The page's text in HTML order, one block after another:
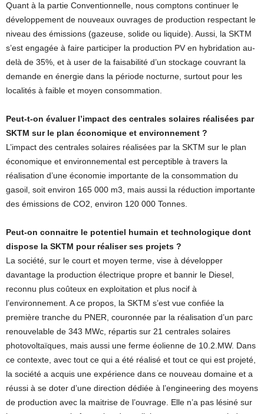
Quant à la partie Conventionnelle, nous comptons continuer le
développement de nouveaux ouvrages de production respectant le
niveau des émissions (gazeuse, solide ou liquide). Aussi, la SKTM
s’est engagée à faire participer la production PV en hybridation au-
delà de 35%, et à user de la faisabilité d’un stockage couvrant la
demande en énergie dans la période nocturne, surtout pour les
localités à faible et moyen consommation.
Peut-t-on évaluer l’impact des centrales solaires réalisées par
SKTM sur le plan économique et environnement ?
L’impact des centrales solaires réalisées par la SKTM sur le plan
économique et environnemental est perceptible à travers la
réalisation d’une économie importante de la consommation du
gasoil, soit environ 165 000 m3, mais aussi la réduction importante
des émissions de CO2, environ 120 000 Tonnes.
Peut-on connaitre le potentiel humain et technologique dont
dispose la SKTM pour réaliser ses projets ?
La société, sur le court et moyen terme, vise à développer
davantage la production électrique propre et bannir le Diesel,
reconnu plus coûteux en exploitation et plus nocif à
l’environnement. A ce propos, la SKTM s’est vue confiée la
première tranche du PNER, couronnée par la réalisation d’un parc
renouvelable de 343 MWc, répartis sur 21 centrales solaires
photovoltaïques, mais aussi une ferme éolienne de 10.2.MW. Dans
ce contexte, avec tout ce qui a été réalisé et tout ce qui est projeté,
la société a acquis une expérience dans ce nouveau domaine et a
réussi à se doter d’une direction dédiée à l’engineering des moyens
de production avec la maitrise de l’ouvrage. Elle n’a pas lésiné sur